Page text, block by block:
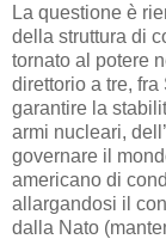
La questione è
della struttura di
tornato al potere
direttorio a tre,
garantire la
armi nucleari,
governare il
americano di
allargandosi il
dalla Nato